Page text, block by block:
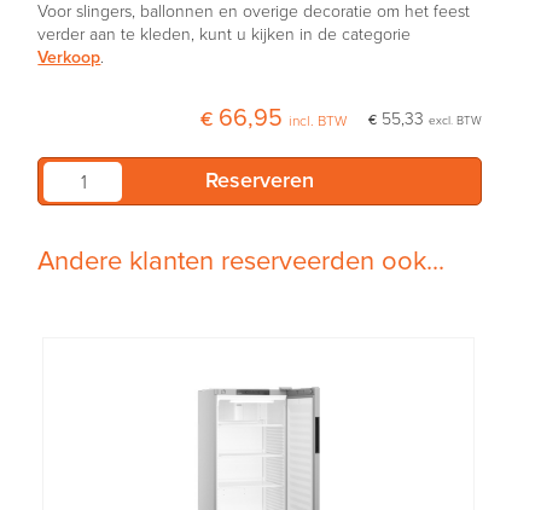
Voor slingers, ballonnen en overige decoratie om het feest
verder aan te kleden, kunt u kijken in de categorie
Verkoop.
€ 55,33 excl. BTW
€ 66,95 incl. BTW
Andere klanten reserveerden ook...